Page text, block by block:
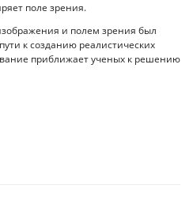
поле зрения.
и полем зрения был
к созданию реалистических
приближает ученых к решению
которые нельзя хранить в телефоне
новый сертификат безопасности